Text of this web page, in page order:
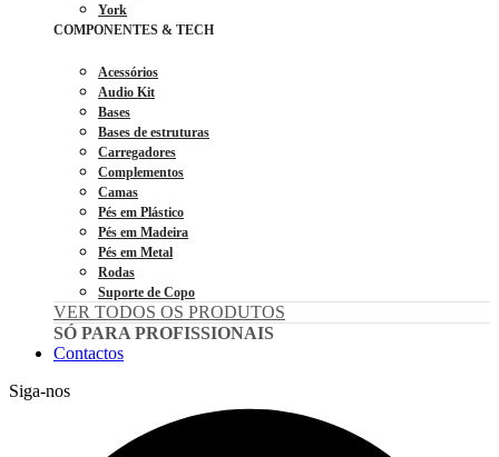
York
COMPONENTES & TECH
Acessórios
Audio Kit
Bases
Bases de estruturas
Carregadores
Complementos
Camas
Pés em Plástico
Pés em Madeira
Pés em Metal
Rodas
Suporte de Copo
VER TODOS OS PRODUTOS
SÓ PARA PROFISSIONAIS
Contactos
Siga-nos